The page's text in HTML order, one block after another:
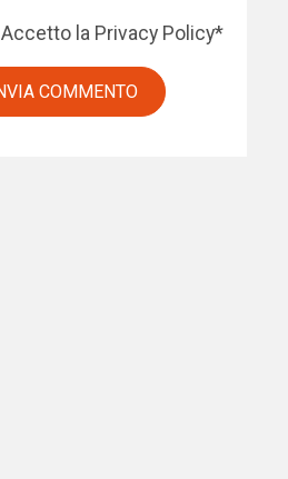
Accetto la Privacy Policy*